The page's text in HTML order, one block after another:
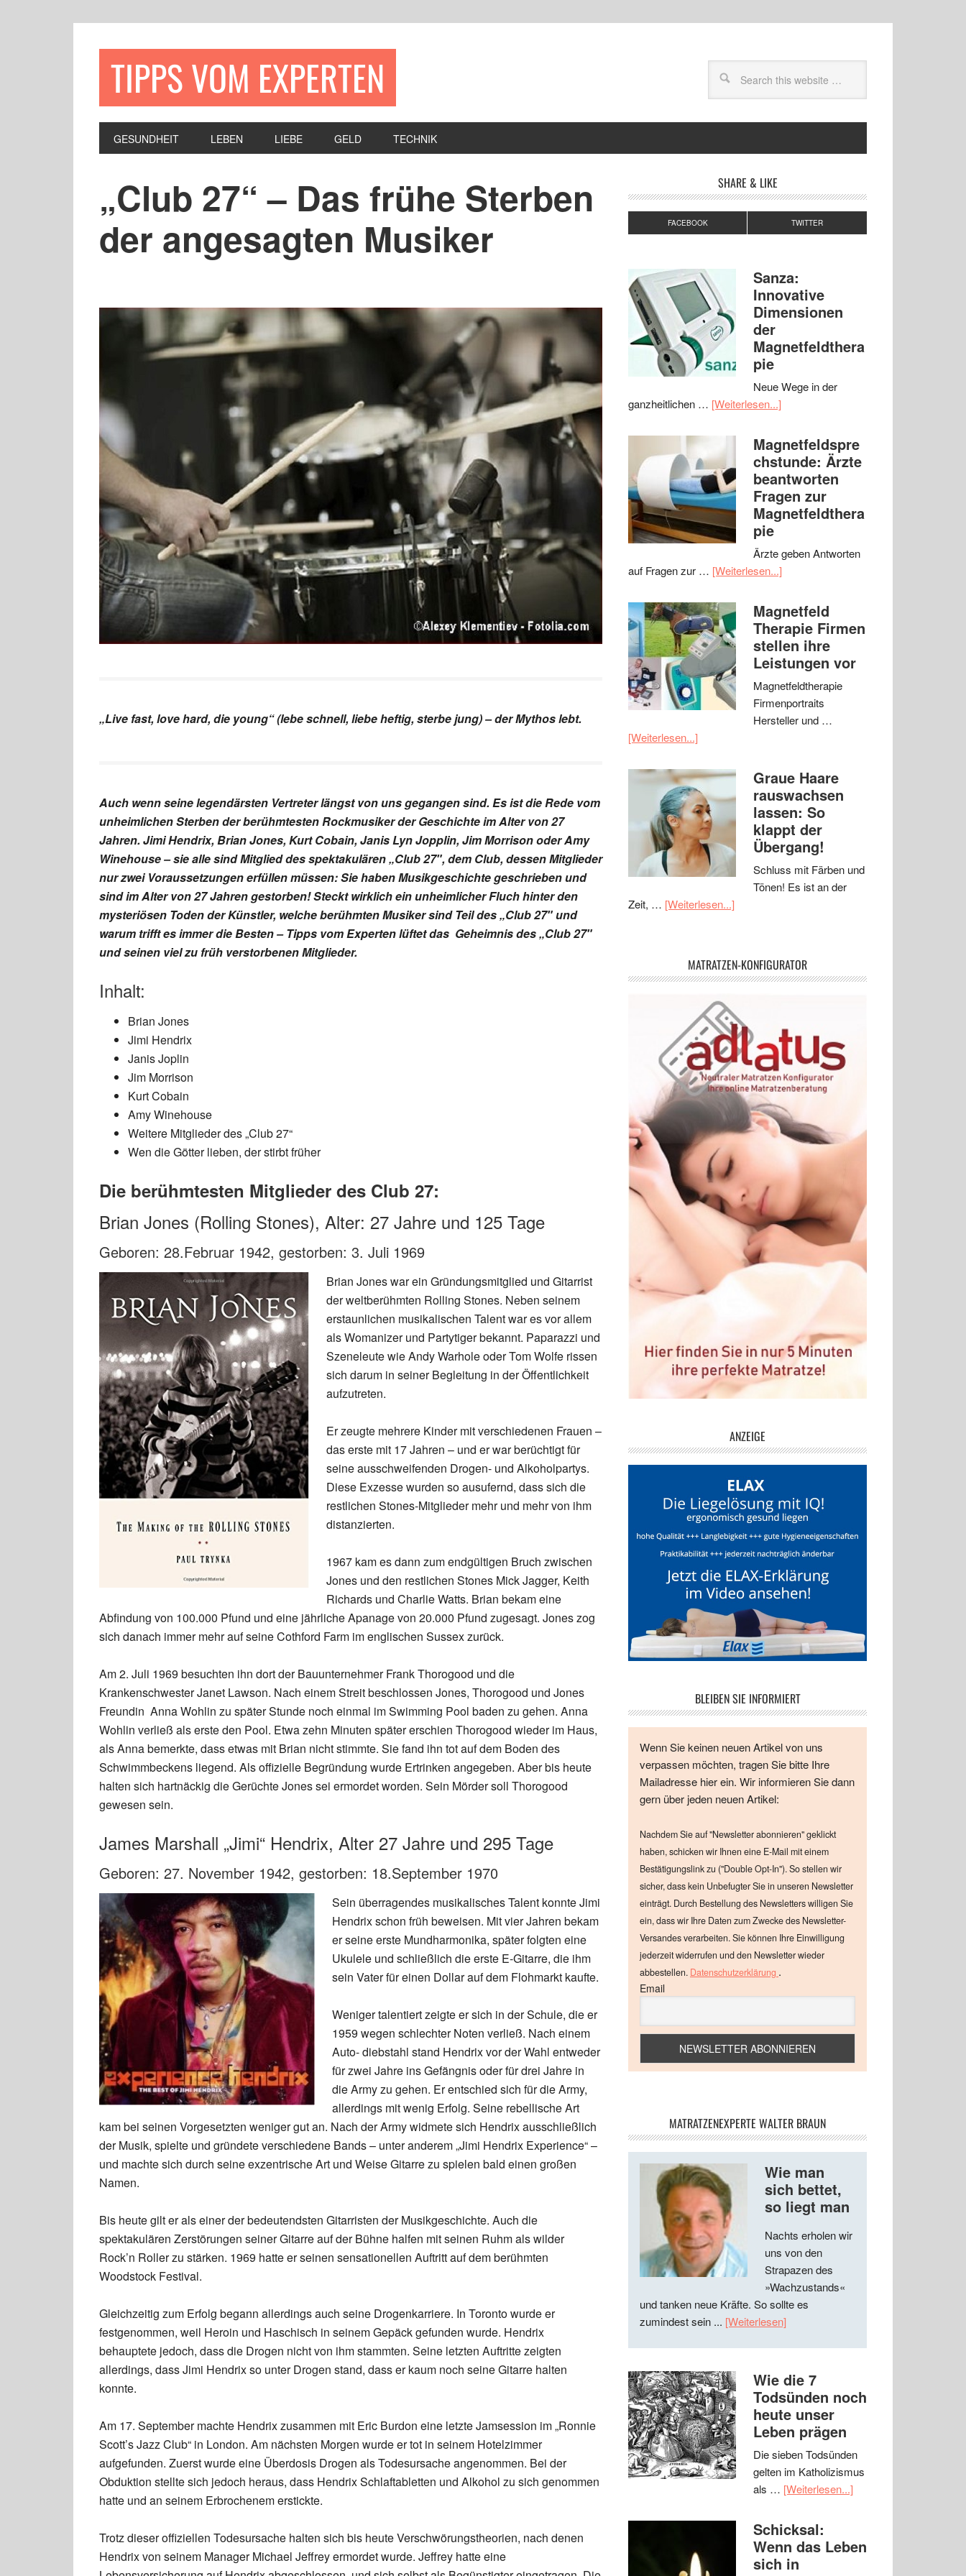
TIPPS VOM EXPERTEN
GESUNDHEIT LEBEN LIEBE GELD TECHNIK
„Club 27“ – Das frühe Sterben
der angesagten Musiker
„Live fast, love hard, die young“ (lebe schnell, liebe heftig, sterbe jung) – der Mythos lebt.
Auch wenn seine legendärsten Vertreter längst von uns gegangen sind. Es ist die Rede vom
unheimlichen Sterben der berühmtesten Rockmusiker der Geschichte im Alter von 27
Jahren. Jimi Hendrix, Brian Jones, Kurt Cobain, Janis Lyn Jopplin, Jim Morrison oder Amy
Winehouse – sie alle sind Mitglied des spektakulären „Club 27″, dem Club, dessen Mitglieder
nur zwei Voraussetzungen erfüllen müssen: Sie haben Musikgeschichte geschrieben und
sind im Alter von 27 Jahren gestorben! Steckt wirklich ein unheimlicher Fluch hinter den
mysteriösen Toden der Künstler, welche berühmten Musiker sind Teil des „Club 27″ und
warum trifft es immer die Besten – Tipps vom Experten lüftet das Geheimnis des „Club 27″
und seinen viel zu früh verstorbenen Mitglieder.
Inhalt:
Brian Jones
Jimi Hendrix
Janis Joplin
Jim Morrison
Kurt Cobain
Amy Winehouse
Weitere Mitglieder des „Club 27“
Wen die Götter lieben, der stirbt früher
Die berühmtesten Mitglieder des Club 27:
Brian Jones (Rolling Stones), Alter: 27 Jahre und 125 Tage
Geboren: 28.Februar 1942, gestorben: 3. Juli 1969
Brian Jones war ein Gründungsmitglied und Gitarrist
der weltberühmten Rolling Stones. Neben seinem
erstaunlichen musikalischen Talent war es vor allem
als Womanizer und Partytiger bekannt. Paparazzi und
Szeneleute wie Andy Warhole oder Tom Wolfe rissen
sich darum in seiner Begleitung in der Öffentlichkeit
aufzutreten.
Er zeugte mehrere Kinder mit verschiedenen Frauen –
das erste mit 17 Jahren – und er war berüchtigt für
seine ausschweifenden Drogen- und Alkoholpartys.
Diese Exzesse wurden so ausufernd, dass sich die
restlichen Stones-Mitglieder mehr und mehr von ihm
distanzierten.
1967 kam es dann zum endgültigen Bruch zwischen
Jones und den restlichen Stones Mick Jagger, Keith
Richards und Charlie Watts. Brian bekam eine
Abfindung von 100.000 Pfund und eine jährliche Apanage von 20.000 Pfund zugesagt. Jones zog
sich danach immer mehr auf seine Cothford Farm im englischen Sussex zurück.
Am 2. Juli 1969 besuchten ihn dort der Bauunternehmer Frank Thorogood und die
Krankenschwester Janet Lawson. Nach einem Streit beschlossen Jones, Thorogood und Jones
Freundin Anna Wohlin zu später Stunde noch einmal im Swimming Pool baden zu gehen. Anna
Wohlin verließ als erste den Pool. Etwa zehn Minuten später erschien Thorogood wieder im Haus,
als Anna bemerkte, dass etwas mit Brian nicht stimmte. Sie fand ihn tot auf dem Boden des
Schwimmbeckens liegend. Als offizielle Begründung wurde Ertrinken angegeben. Aber bis heute
halten sich hartnäckig die Gerüchte Jones sei ermordet worden. Sein Mörder soll Thorogood
gewesen sein.
James Marshall „Jimi“ Hendrix, Alter 27 Jahre und 295 Tage
Geboren: 27. November 1942, gestorben: 18.September 1970
Sein überragendes musikalisches Talent konnte Jimi
Hendrix schon früh beweisen. Mit vier Jahren bekam
er seine erste Mundharmonika, später folgten eine
Ukulele und schließlich die erste E-Gitarre, die ihm
sein Vater für einen Dollar auf dem Flohmarkt kaufte.
Weniger talentiert zeigte er sich in der Schule, die er
1959 wegen schlechter Noten verließ. Nach einem
Auto- diebstahl stand Hendrix vor der Wahl entweder
für zwei Jahre ins Gefängnis oder für drei Jahre in
die Army zu gehen. Er entschied sich für die Army,
allerdings mit wenig Erfolg. Seine rebellische Art
kam bei seinen Vorgesetzten weniger gut an. Nach der Army widmete sich Hendrix ausschließlich
der Musik, spielte und gründete verschiedene Bands – unter anderem „Jimi Hendrix Experience“ –
und machte sich durch seine exzentrische Art und Weise Gitarre zu spielen bald einen großen
Namen.
Bis heute gilt er als einer der bedeutendsten Gitarristen der Musikgeschichte. Auch die
spektakulären Zerstörungen seiner Gitarre auf der Bühne halfen mit seinen Ruhm als wilder
Rock’n Roller zu stärken. 1969 hatte er seinen sensationellen Auftritt auf dem berühmten
Woodstock Festival.
Gleichzeitig zum Erfolg begann allerdings auch seine Drogenkarriere. In Toronto wurde er
festgenommen, weil Heroin und Haschisch in seinem Gepäck gefunden wurde. Hendrix
behauptete jedoch, dass die Drogen nicht von ihm stammten. Seine letzten Auftritte zeigten
allerdings, dass Jimi Hendrix so unter Drogen stand, dass er kaum noch seine Gitarre halten
konnte.
Am 17. September machte Hendrix zusammen mit Eric Burdon eine letzte Jamsession im „Ronnie
Scott’s Jazz Club“ in London. Am nächsten Morgen wurde er tot in seinem Hotelzimmer
aufgefunden. Zuerst wurde eine Überdosis Drogen als Todesursache angenommen. Bei der
Obduktion stellte sich jedoch heraus, dass Hendrix Schlaftabletten und Alkohol zu sich genommen
hatte und an seinem Erbrochenem erstickte.
Trotz dieser offiziellen Todesursache halten sich bis heute Verschwörungstheorien, nach denen
Hendrix von seinem Manager Michael Jeffrey ermordet wurde. Jeffrey hatte eine
SHARE & LIKE
FACEBOOK TWITTER
Sanza:
Innovative
Dimensionen
der
Magnetfeldthera
pie
Neue Wege in der
ganzheitlichen … [Weiterlesen...]
Magnetfeldspre
chstunde: Ärzte
beantworten
Fragen zur
Magnetfeldthera
pie
Ärzte geben Antworten
auf Fragen zur … [Weiterlesen...]
Magnetfeld
Therapie Firmen
stellen ihre
Leistungen vor
Magnetfeldtherapie
Firmenportraits
Hersteller und …
[Weiterlesen...]
Graue Haare
rauswachsen
lassen: So
klappt der
Übergang!
Schluss mit Färben und
Tönen! Es ist an der
Zeit, … [Weiterlesen...]
MATRATZEN-KONFIGURATOR
ANZEIGE
BLEIBEN SIE INFORMIERT
Wenn Sie keinen neuen Artikel von uns
verpassen möchten, tragen Sie bitte Ihre
Mailadresse hier ein. Wir informieren Sie dann
gern über jeden neuen Artikel:
Nachdem Sie auf "Newsletter abonnieren" geklickt
haben, schicken wir Ihnen eine E-Mail mit einem
Bestätigungslink zu ("Double Opt-In"). So stellen wir
sicher, dass kein Unbefugter Sie in unseren Newsletter
einträgt. Durch Bestellung des Newsletters willigen Sie
ein, dass wir Ihre Daten zum Zwecke des Newsletter-
Versandes verarbeiten. Sie können Ihre Einwilligung
jederzeit widerrufen und den Newsletter wieder
abbestellen. Datenschutzerklärung .
Email
MATRATZENEXPERTE WALTER BRAUN
Wie man
sich bettet,
so liegt man
Nachts erholen wir
uns von den
Strapazen des
»Wachzustands«
und tanken neue Kräfte. So sollte es
zumindest sein ... [Weiterlesen]
Wie die 7
Todsünden noch
heute unser
Leben prägen
Die sieben Todsünden
gelten im Katholizismus
als … [Weiterlesen...]
Schicksal:
Wenn das Leben
sich in